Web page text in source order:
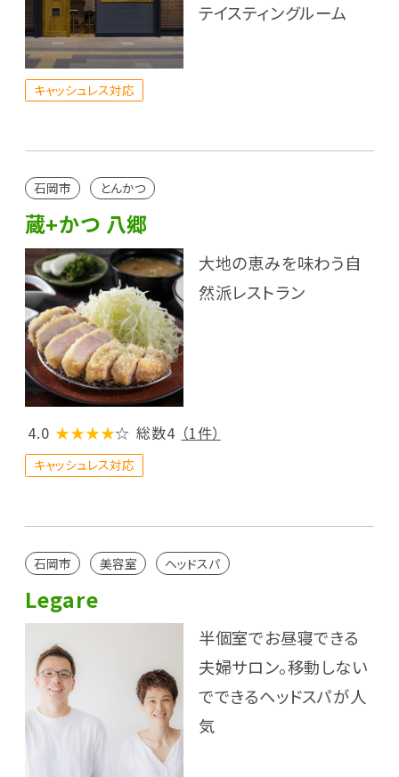
テイスティングルーム
キャッシュレス対応
石岡市 とんかつ
蔵+かつ 八郷
大地の恵みを味わう自
然派レストラン
4.0 ★★★★☆ 総数4 （1件）
キャッシュレス対応
石岡市 美容室 ヘッドスパ
Legare
半個室でお昼寝できる
夫婦サロン。移動しない
でできるヘッドスパが人
気